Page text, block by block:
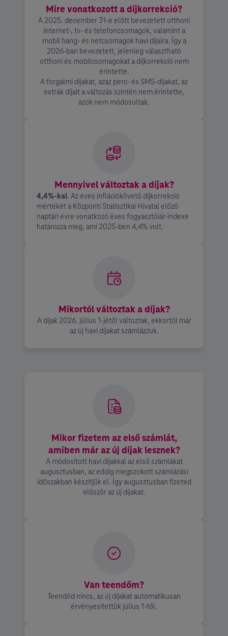
Mire vonatkozott a díjkorrekció?
A 2025. december 31-e előtt bevezetett otthoni
internet-, tv- és telefoncsomagok, valamint a
mobil hang- és netcsomagok havi díjaira. Így a
2026-ban bevezetett, jelenleg választható
otthoni és mobilcsomagokat a díjkorrekció nem
érintette.
A forgalmi díjakat, azaz perc- és SMS-díjakat, az
extrák díjait a változás szintén nem érintette,
azok nem módosultak.
Mennyivel változtak a díjak?
4,4%-kal. Az éves inflációkövető díjkorrekció
mértékét a Központi Statisztikai Hivatal előző
naptári évre vonatkozó éves fogyasztóiár-indexe
határozza meg, ami 2025-ben 4,4% volt.
Mikortól változtak a díjak?
A díjak 2026. július 1-jétől változtak, ekkortól már
az új havi díjakat számlázzuk.
Mikor fizetem az első számlát,
amiben már az új díjak lesznek?
A módosított havi díjakkal az első számlákat
augusztusban, az eddig megszokott számlázási
időszakban készítjük el. Így augusztusban fizeted
először az új díjakat.
Van teendőm?
Teendőd nincs, az új díjakat automatikusan
érvényesítettük július 1-től.